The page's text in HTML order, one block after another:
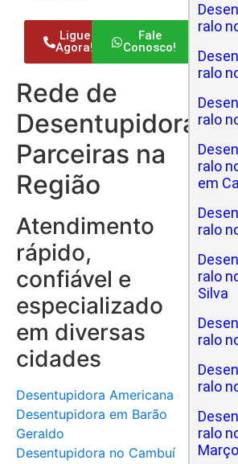
Ligue
Agora!
Fale
Conosco!
Rede de
Desentupidoras
Parceiras na
Região
Atendimento
rápido,
confiável e
especializado
em diversas
cidades
Desentupidora Americana
Desentupidora em Barão
Geraldo
Desentupidora no Cambuí
ralo
ralo
ralo
ralo
em
ralo
ralo
Silva
ralo
ralo
ralo
Março